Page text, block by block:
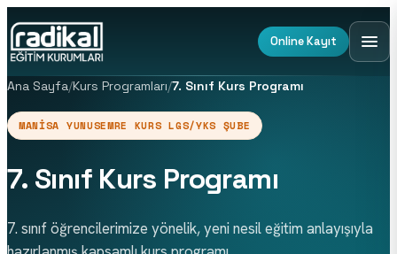
Online Kayıt
Ana Sayfa/Kurs Programları/7. Sınıf Kurs Programı
MANISA YUNUSEMRE KURS LGS/YKS ŞUBE
7. Sınıf Kurs Programı
7. sınıf öğrencilerimize yönelik, yeni nesil eğitim anlayışıyla